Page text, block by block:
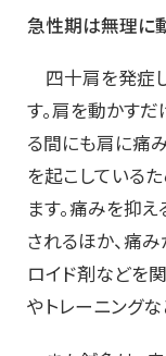
急性期は無理に
四十肩を発症
す。肩を動かす
る間にも肩に痛
を起こしている
ます。痛みを抑
されるほか、痛
ロイド剤などを
やトレーニング